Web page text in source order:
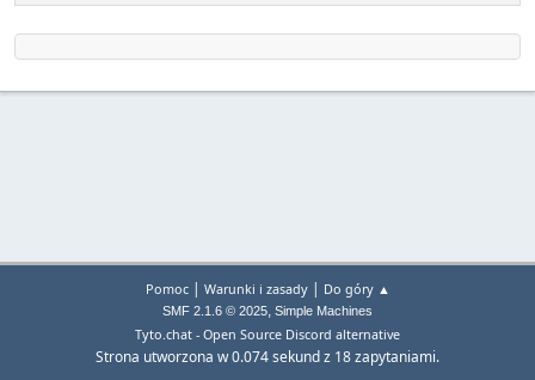
Pomoc| Warunki i zasady| Do góry ▲
SMF 2.1.6 © 2025, Simple Machines
Tyto.chat - Open Source Discord alternative
Strona utworzona w 0.074 sekund z 18 zapytaniami.